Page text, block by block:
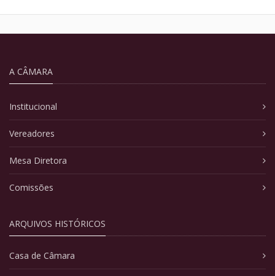
A CÂMARA
Institucional
Vereadores
Mesa Diretora
Comissões
ARQUIVOS HISTÓRICOS
Casa de Câmara